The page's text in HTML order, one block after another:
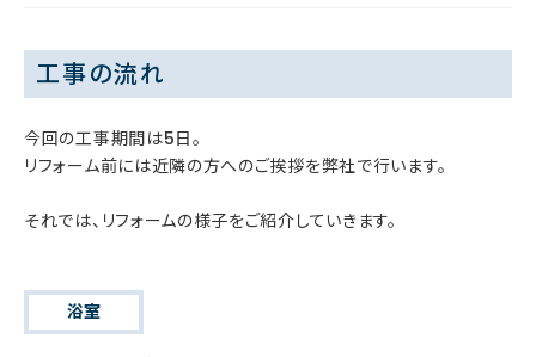
工事の流れ
今回の工事期間は5日。
リフォーム前には近隣の方へのご挨拶を弊社で行います。
それでは、リフォームの様子をご紹介していきます。
浴室